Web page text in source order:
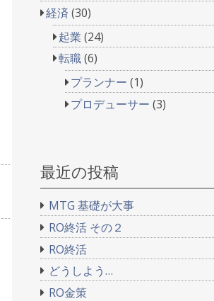
経済 (30)
起業 (24)
転職(6)
プランナー (1)
プロデューサー (3)
最近の投稿
MTG 基礎が大事
RO終活 その２
RO終活
どうしよう…
RO金策